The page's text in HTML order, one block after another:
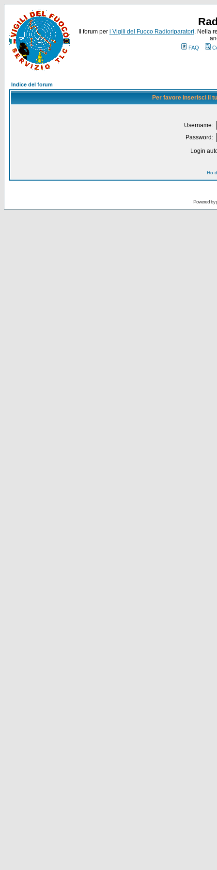
Il forum per i Vigili del Fuoco Radioriparatori. Nella
FAQ
Indice del forum
Per favore inserisci il
Username:
Password:
Login
Ho
Powered by